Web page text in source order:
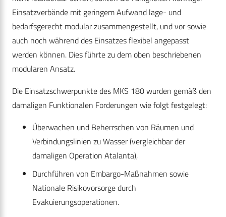
Einsatzverbände mit geringem Aufwand lage- und
bedarfsgerecht modular zusammengestellt, und vor sowie
auch noch während des Einsatzes flexibel angepasst
werden können. Dies führte zu dem oben beschriebenen
modularen Ansatz.
Die Einsatzschwerpunkte des MKS 180 wurden gemäß den
damaligen Funktionalen Forderungen wie folgt festgelegt:
Überwachen und Beherrschen von Räumen und
Verbindungslinien zu Wasser (vergleichbar der
damaligen Operation Atalanta),
Durchführen von Embargo-Maßnahmen sowie
Nationale Risikovorsorge durch
Evakuierungsoperationen.